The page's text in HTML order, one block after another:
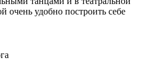
очень удобно построить себе